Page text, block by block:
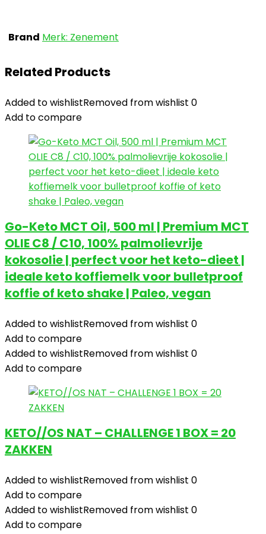
Brand Merk: Zenement
Related Products
Added to wishlistRemoved from wishlist 0
Add to compare
Go-Keto MCT Oil, 500 ml | Premium MCT
OLIE C8 / C10, 100% palmolievrije
kokosolie | perfect voor het keto-dieet |
ideale keto koffiemelk voor bulletproof
koffie of keto shake | Paleo, vegan
Added to wishlistRemoved from wishlist 0
Add to compare
Added to wishlistRemoved from wishlist 0
Add to compare
KETO//OS NAT – CHALLENGE 1 BOX = 20
ZAKKEN
Added to wishlistRemoved from wishlist 0
Add to compare
Added to wishlistRemoved from wishlist 0
Add to compare